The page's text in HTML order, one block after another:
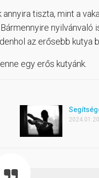
tiszta, mint a
nyilvánvaló
az erősebb kutya
egy erős kutyánk.